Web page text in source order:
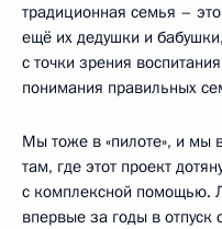
традиционная семья –
ещё их дедушки и
с точки зрения
понимания правильных
Мы тоже в «пилоте», и мы
там, где этот проект
с комплексной помощью.
впервые за годы в отпуск